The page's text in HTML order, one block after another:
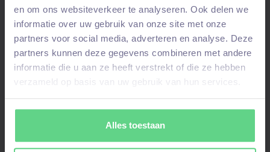
en om ons websiteverkeer te analyseren. Ook delen we
informatie over uw gebruik van onze site met onze
partners voor social media, adverteren en analyse. Deze
partners kunnen deze gegevens combineren met andere
informatie die u aan ze heeft verstrekt of die ze hebben
verzameld op basis van uw gebruik van hun services.
Alles toestaan
talentpool– bij eenmatchnemen wij contact
op!